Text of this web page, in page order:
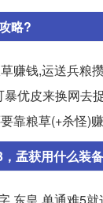
略?
赚钱,运送兵粮
优皮来换网去
靠粮草(+杀怪)赚
孟获用什么装